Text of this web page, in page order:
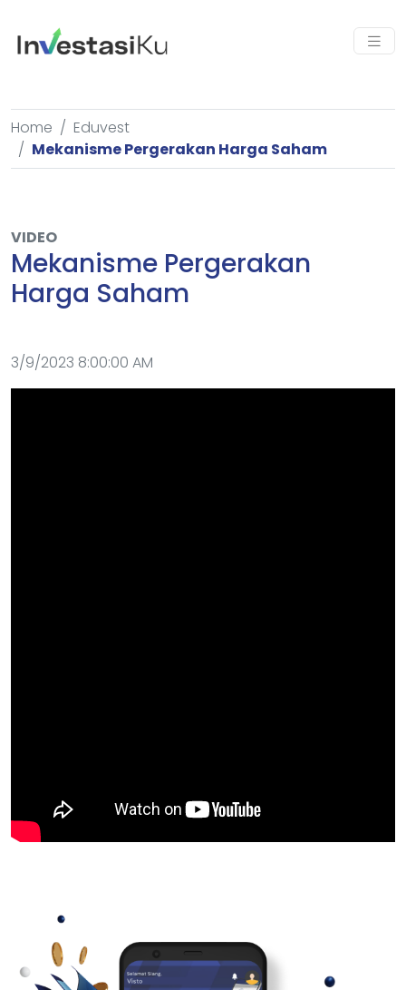
Home
Eduvest
Mekanisme Pergerakan Harga Saham
VIDEO
Mekanisme Pergerakan
Harga Saham
3/9/2023 8:00:00 AM